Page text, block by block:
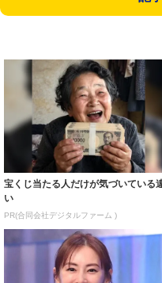
宝くじ当たる人だけが気づいている
い
PR(合同会社デジタルファーム )